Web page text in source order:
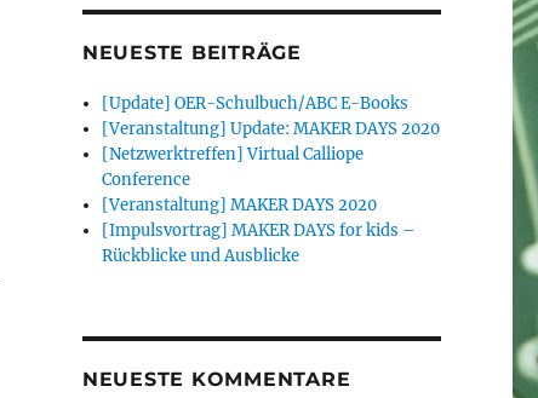
NEUESTE BEITRÄGE
[Update] OER-Schulbuch/ABC E-Books
[Veranstaltung] Update: MAKER DAYS 2020
[Netzwerktreffen] Virtual Calliope
Conference
[Veranstaltung] MAKER DAYS 2020
[Impulsvortrag] MAKER DAYS for kids –
Rückblicke und Ausblicke
NEUESTE KOMMENTARE